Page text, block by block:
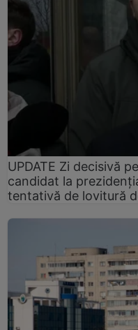
UPDATE Zi decisivă
candidat la
tentativă de lovitură